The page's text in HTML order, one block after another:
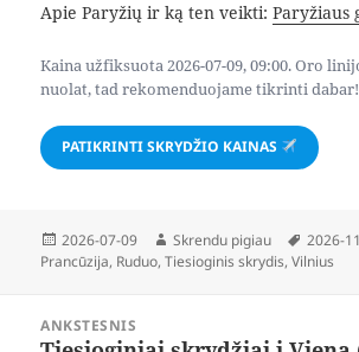
Apie Paryžių ir ką ten veikti:Paryžiaus
Kaina užfiksuota 2026-07-09, 09:00. Oro
nuolat, tad rekomenduojame tikrinti dabar!
PATIKRINTI SKRYDŽIO KAINAS
Paskelbta
2026-07-09 Autorius
Skrendu pigiau Žymos
2026-11
Prancūzija, Ruduo,Tiesioginis skrydis,Vilnius
ANKSTESNIS